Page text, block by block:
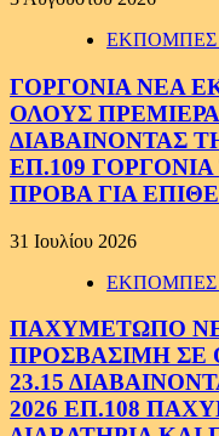
ΕΚΠΟΜΠΕΣ
ΓΟΡΓΟΝΙΑ ΝΕΑ
ΟΛΟΥΣ ΠΡΕΜΙΕΡΑ
ΔΙΑΒΑΙΝΟΝΤΑΣ
ΕΠ.109
ΠΡΟΒΑ ΓΙΑ
31 Ιουλίου 2026
ΕΚΠΟΜΠΕΣ
ΠΑΧΥΜΕΤΩΠΟ
ΠΡΟΣΒΑΣΙΜΗ ΣΕ
23.15
2026 ΕΠ.108